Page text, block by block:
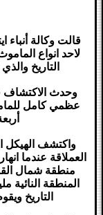
قالت وكالة أنباء
لاحد انواع
التاريخ
وحدث الاكتشاف
عظمي كامل
واكتشف الهيكل
العملاقة عندما
منطقة شمال
المنطقة النائية
التاريخ